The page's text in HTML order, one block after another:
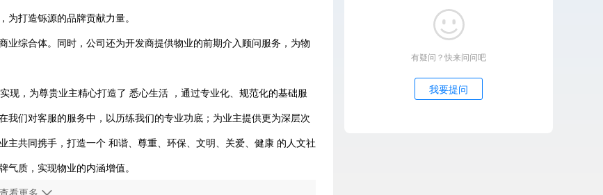
打造铄源的品牌贡献力量。
综合体。同时，公司还为开发商提供物业的前期介入顾问服务，为物
现，为尊贵业主精心打造了 悉心生活 ，通过专业化、规范化的基础服
们对客服的服务中，以历练我们的专业功底；为业主提供更为深层次
共同携手，打造一个 和谐、尊重、环保、文明、关爱、健康 的人文社
质，实现物业的内涵增值。
体物业人的虔心努力，公司获得了众多的荣誉。经过漫漫征程，公司
查看更多
有疑问？快来问问吧
我要提问